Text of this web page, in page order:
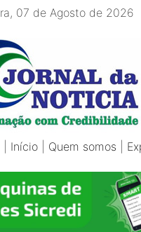
07 de Agosto de 2026
Início Quem somos